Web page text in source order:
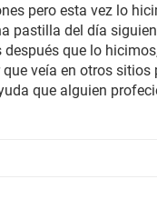
pero esta vez lo
pastilla del día
que lo
veía en otros
que alguien